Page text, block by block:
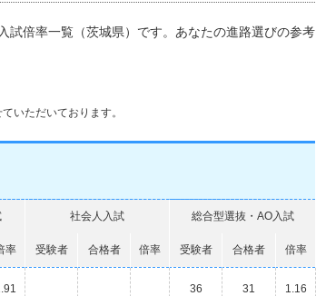
試倍率一覧（茨城県）です。あなたの進路選びの参考
いただいております。
社会人入試 総合型選抜・AO入試
率 受験者 合格者 倍率 受験者 合格者 倍率
36 31 1.16